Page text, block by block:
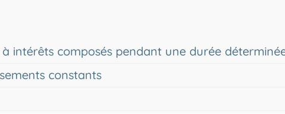
intérêts composés pendant une durée
constants